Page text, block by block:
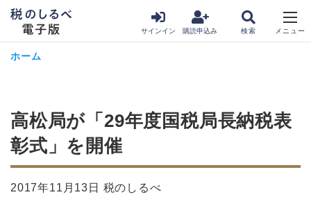
サインイン 購読申込み
ホーム
高松局が「29年度国税局長納税表
彰式」を開催
2017年11月13日 税のしるべ